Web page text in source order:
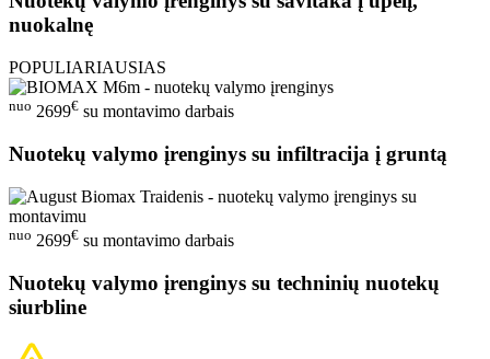
nuokalnę
POPULIARIAUSIAS
nuo 2699€ su montavimo darbais
Nuotekų valymo įrenginys su infiltracija į gruntą
nuo 2699€ su montavimo darbais
Nuotekų valymo įrenginys su techninių nuotekų
siurbline